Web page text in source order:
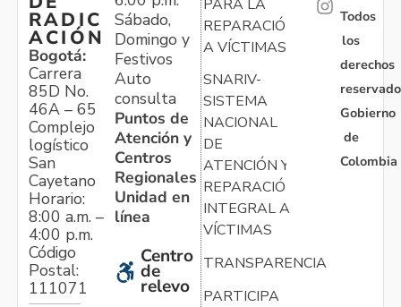
RADIC
ACIÓN
Bogotá:
Carrera
85D No.
46A – 65
Complejo
logístico
San
Cayetano
Horario:
8:00 a.m. –
4:00 p.m.
Código
Postal:
111071
Sábado,
Domingo y
Festivos
Auto
consulta
Puntos de
Atención y
Centros
Regionales
Unidad en
línea
Centro
de
relevo
PARA LA
REPARACIÓN
A VÍCTIMAS
SNARIV-
SISTEMA
NACIONAL
DE
ATENCIÓN Y
REPARACIÓN
INTEGRAL A
VÍCTIMAS
TRANSPARENCIA
PARTICIPA
Todos
los
derechos
Gobierno
de
Colombia